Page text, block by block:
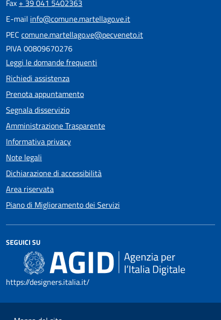
Fax + 39 041 5402363
E-mail info@comune.martellago.ve.it
PEC comune.martellago.ve@pecveneto.it
PIVA 00809670276
Leggi le domande frequenti
Richiedi assistenza
Prenota appuntamento
Segnala disservizio
Amministrazione Trasparente
Informativa privacy
Note legali
Dichiarazione di accessibilità
Area riservata
Piano di Miglioramento dei Servizi
SEGUICI SU
https://designers.italia.it/